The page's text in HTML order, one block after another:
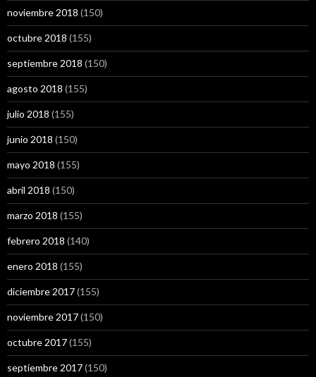
noviembre 2018 (150)
octubre 2018 (155)
septiembre 2018 (150)
agosto 2018 (155)
julio 2018 (155)
junio 2018 (150)
mayo 2018 (155)
abril 2018 (150)
marzo 2018 (155)
febrero 2018 (140)
enero 2018 (155)
diciembre 2017(155)
noviembre 2017(150)
octubre 2017(155)
septiembre 2017(150)